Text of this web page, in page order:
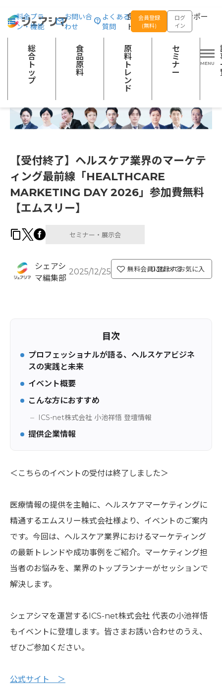
食品の企画開発をサポー
トする
料金プラ
ン・機能
お問い合
わせ
よくある
質問
会員登録
(無料)
ログ
イン
総
合
ト
ッ
プ
食
品
原
料
原
料
ト
レ
ン
ド
セ
ミ
ナ
ー
総合トップ 記事一覧 セミナー・展示会 【受付終了】ヘルスケ
【受付終了】ヘルスケア業界のマーケテ
ィング最前線「HEALTHCARE
MARKETING DAY 2026」参加費無料
【エムスリー】
セミナー・展示会
シェアシ
マ編集部
2025/12/25 無料会員になってお気に入り登録する
目次
プロフェッショナルが語る、ヘルスケアビジネ
スの実践と未来
イベント概要
こんな方におすすめ
ICS-net株式会社 小池祥悟 登壇情報
提供企業情報
＜こちらのイベントの受付は終了しました＞
医療情報の提供を主軸に、ヘルスケアマーケティングに
精通するエムスリー株式会社様より、イベントのご案内
です。今回は、ヘルスケア業界におけるマーケティング
の最新トレンドや成功事例をご紹介。マーケティング担
当者のお悩みを、業界のトップランナーがセッションで
解決します。
シェアシマを運営するICS-net株式会社 代表の小池祥悟
もイベントに登壇します。皆さまお誘い合わせのうえ、
ぜひご参加ください。
公式サイト ＞